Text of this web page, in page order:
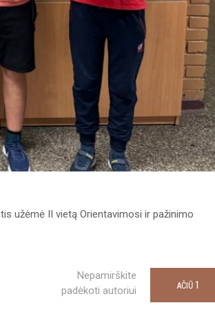
užėmė II vietą Orientavimosi ir pažinimo
Nepamirškite
padėkoti autoriui
AČIŪ 1